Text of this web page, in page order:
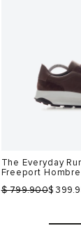
The Everyday
Freeport Hombre
$799.900$